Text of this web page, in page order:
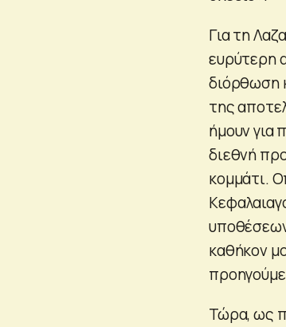
Για τη
ευρύτερη
διόρθωση
της
ήμουν για
διεθνή
κομμάτι.
καθήκον
Τώρα, ως